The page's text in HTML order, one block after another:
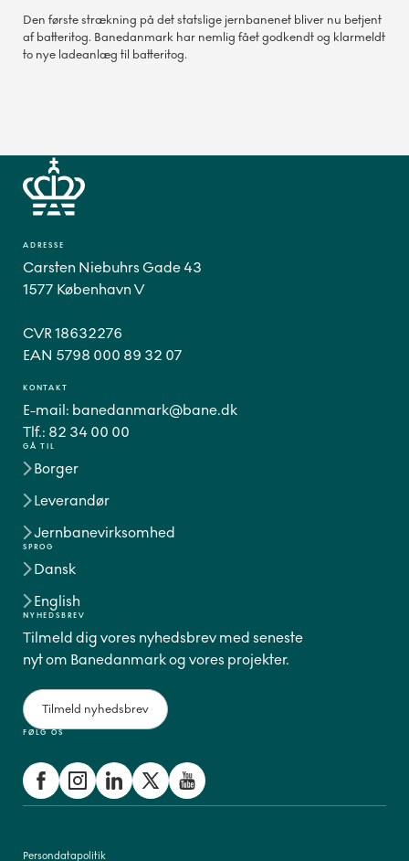
Den første strækning på det statslige jernbanenet bliver nu betjent
af batteritog. Banedanmark har nemlig fået godkendt og klarmeldt
to nye ladeanlæg til batteritog.
GÅ TIL
Borger
Leverandør
Jernbanevirksomhed
SPROG
Dansk
English
FØLG OS
ADRESSE
Carsten Niebuhrs Gade 43
1577 København V
CVR 18632276
EAN 5798 000 89 32 07
KONTAKT
E-mail: banedanmark@bane.dk
Tlf.: 82 34 00 00
NYHEDSBREV
Tilmeld dig vores nyhedsbrev med seneste
nyt om Banedanmark og vores projekter.
Tilmeld nyhedsbrev
Persondatapolitik